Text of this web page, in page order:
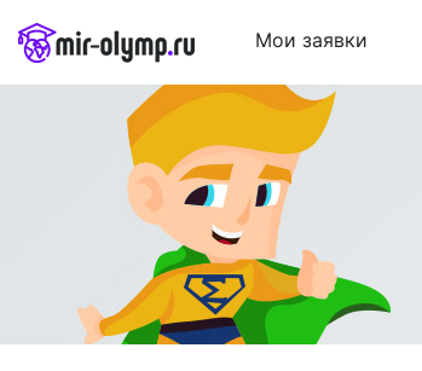
Мои заявки